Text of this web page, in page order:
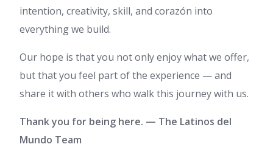
intention, creativity, skill, and corazón into
everything we build.
Our hope is that you not only enjoy what we offer,
but that you feel part of the experience — and
share it with others who walk this journey with us.
Thank you for being here. — The Latinos del
Mundo Team